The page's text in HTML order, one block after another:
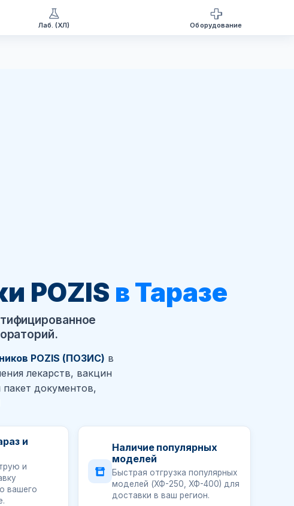
Лаб. (ХЛ) Оборудование
POZIS в Таразе
POZIS (ПОЗИС) в
лекарств, вакцин
документов,
и
и
вашего
Наличие популярных
моделей
Быстрая отгрузка популярных
моделей (ХФ-250, ХФ-400) для
доставки в ваш регион.